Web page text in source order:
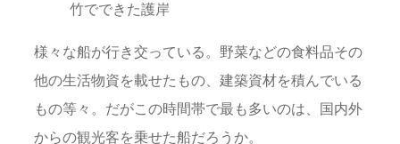
竹でできた護岸
様々な船が行き交っている。野菜などの食料品その
他の生活物資を載せたもの、建築資材を積んでいる
もの等々。だがこの時間帯で最も多いのは、国内外
からの観光客を乗せた船だろうか。